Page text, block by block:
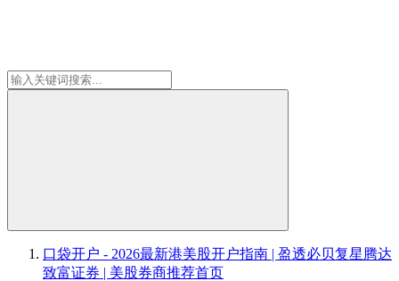
口袋开户 - 2026最新港美股开户指南 | 盈透必贝复星腾达
致富证券 | 美股券商推荐首页